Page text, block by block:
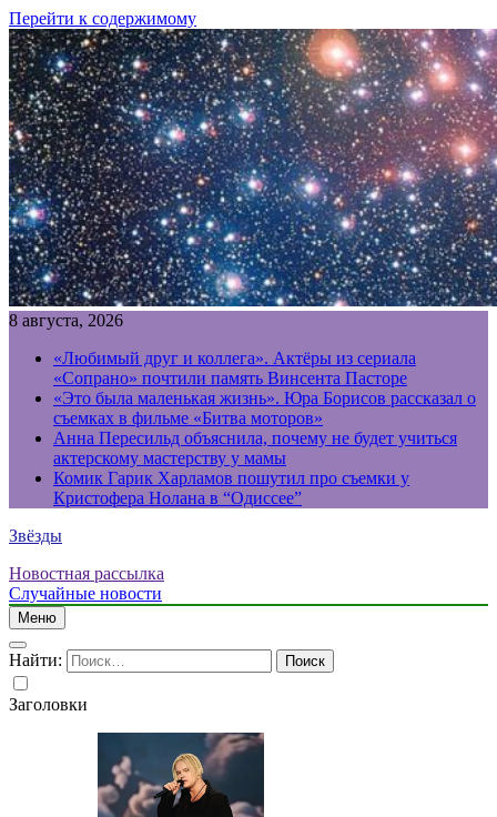
Перейти к содержимому
8 августа, 2026
«Любимый друг и коллега». Актёры из сериала
«Сопрано» почтили память Винсента Пасторе
«Это была маленькая жизнь». Юра Борисов рассказал о
съемках в фильме «Битва моторов»
Анна Пересильд объяснила, почему не будет учиться
актерскому мастерству у мамы
Комик Гарик Харламов пошутил про съемки у
Кристофера Нолана в “Одиссее”
Звёзды
Новостная рассылка
Случайные новости
Меню
Найти:
Заголовки